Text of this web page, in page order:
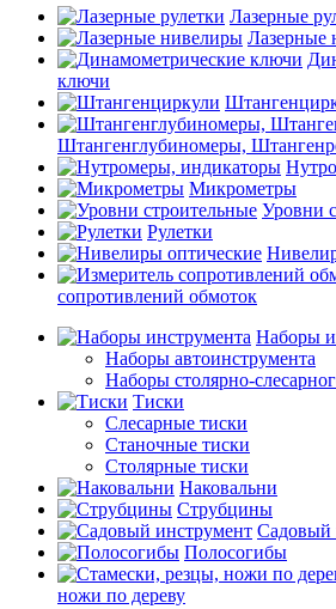
Лазерные
Лазерные
ключи
Штангенглубиномеры,
Микрометры
Уровни
Рулетки
сопротивлений обмоток
Наборы
Наборы автоинструмента
Наборы столярно-
Тиски
Слесарные тиски
Станочные тиски
Столярные тиски
Наковальни
Струбцины
Садовый
Полосогибы
ножи по дереву